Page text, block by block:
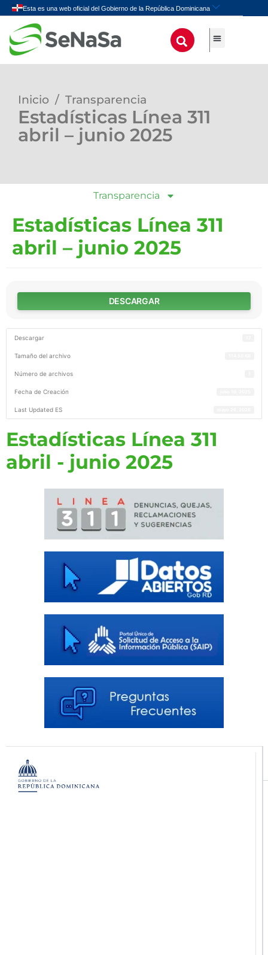
Inicio / Transparencia
Estadísticas Línea 311
abril – junio 2025
Transparencia
Estadísticas Línea 311
abril – junio 2025
DESCARGAR
Descargar
Tamaño del archivo
Número de archivos
Fecha de Creación
Last Updated ES
Estadísticas Línea 311
abril - junio 2025